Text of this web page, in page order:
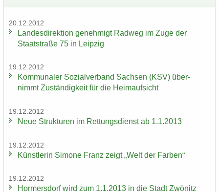
20.12.2012
Lan­des­di­rek­ti­on ge­neh­migt Rad­weg im Zuge der
Staat­stra­ße 75 in Leip­zig
19.12.2012
Kom­mu­na­ler So­zi­al­ver­band Sach­sen (KSV) über­
nimmt Zu­stän­dig­keit für die Heim­auf­sicht
19.12.2012
Neue Struk­tu­ren im Ret­tungs­dienst ab 1.1.2013
19.12.2012
Künst­le­rin Si­mo­ne Franz zeigt „Welt der Far­ben“
19.12.2012
Hor­mers­dorf wird zum 1.1.2013 in die Stadt Zwö­nitz